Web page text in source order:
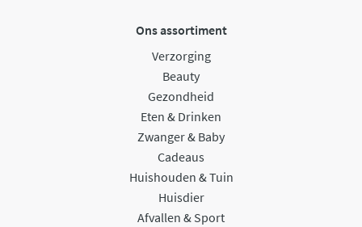
Ons assortiment
Verzorging
Beauty
Gezondheid
Eten & Drinken
Zwanger & Baby
Cadeaus
Huishouden & Tuin
Huisdier
Afvallen & Sport